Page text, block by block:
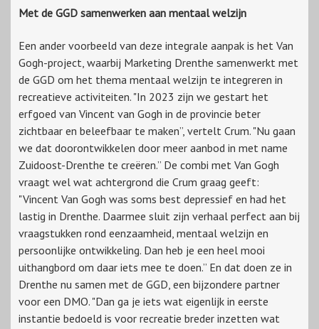
Met de GGD samenwerken aan mentaal welzijn
Een ander voorbeeld van deze integrale aanpak is het Van
Gogh-project, waarbij Marketing Drenthe samenwerkt met
de GGD om het thema mentaal welzijn te integreren in
recreatieve activiteiten. "In 2023 zijn we gestart het
erfgoed van Vincent van Gogh in de provincie beter
zichtbaar en beleefbaar te maken”, vertelt Crum. "Nu gaan
we dat doorontwikkelen door meer aanbod in met name
Zuidoost-Drenthe te creëren.” De combi met Van Gogh
vraagt wel wat achtergrond die Crum graag geeft:
"Vincent Van Gogh was soms best depressief en had het
lastig in Drenthe. Daarmee sluit zijn verhaal perfect aan bij
vraagstukken rond eenzaamheid, mentaal welzijn en
persoonlijke ontwikkeling. Dan heb je een heel mooi
uithangbord om daar iets mee te doen.” En dat doen ze in
Drenthe nu samen met de GGD, een bijzondere partner
voor een DMO. "Dan ga je iets wat eigenlijk in eerste
instantie bedoeld is voor recreatie breder inzetten wat